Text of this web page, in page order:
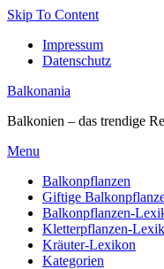
Skip To Content
Impressum
Datenschutz
Balkonania
Balkonien – das trendige
Menu
Balkonpflanzen
Giftige
Balkonpflanzen-
Kletterpflanzen-
Kräuter-Lexikon
Kategorien